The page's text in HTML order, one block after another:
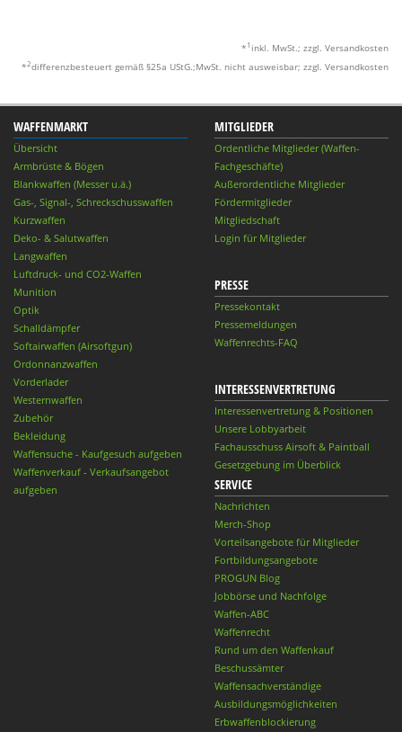
* 1 inkl. MwSt.; zzgl. Versandkosten
*2differenzbesteuert gemäß §25a UStG.;MwSt. nicht ausweisbar; zzgl. Versandkosten
WAFFENMARKT
Übersicht
Armbrüste & Bögen
Blankwaffen (Messer u.ä.)
Gas-, Signal-, Schreckschusswaffen
Kurzwaffen
Deko- & Salutwaffen
Langwaffen
Luftdruck- und CO2-Waffen
Munition
Optik
Schalldämpfer
Softairwaffen (Airsoftgun)
Ordonnanzwaffen
Vorderlader
Westernwaffen
Zubehör
Bekleidung
Waffensuche - Kaufgesuch aufgeben
Waffenverkauf - Verkaufsangebot
aufgeben
MITGLIEDER
Ordentliche Mitglieder (Waffen-
Fachgeschäfte)
Außerordentliche Mitglieder
Fördermitglieder
Mitgliedschaft
Login für Mitglieder
PRESSE
Pressekontakt
Pressemeldungen
Waffenrechts-FAQ
INTERESSENVERTRETUNG
Interessenvertretung & Positionen
Unsere Lobbyarbeit
Fachausschuss Airsoft & Paintball
Gesetzgebung im Überblick
SERVICE
Nachrichten
Merch-Shop
Vorteilsangebote für Mitglieder
Fortbildungsangebote
PROGUN Blog
Jobbörse und Nachfolge
Waffen-ABC
Waffenrecht
Rund um den Waffenkauf
Beschussämter
Waffensachverständige
Ausbildungsmöglichkeiten
Erbwaffenblockierung